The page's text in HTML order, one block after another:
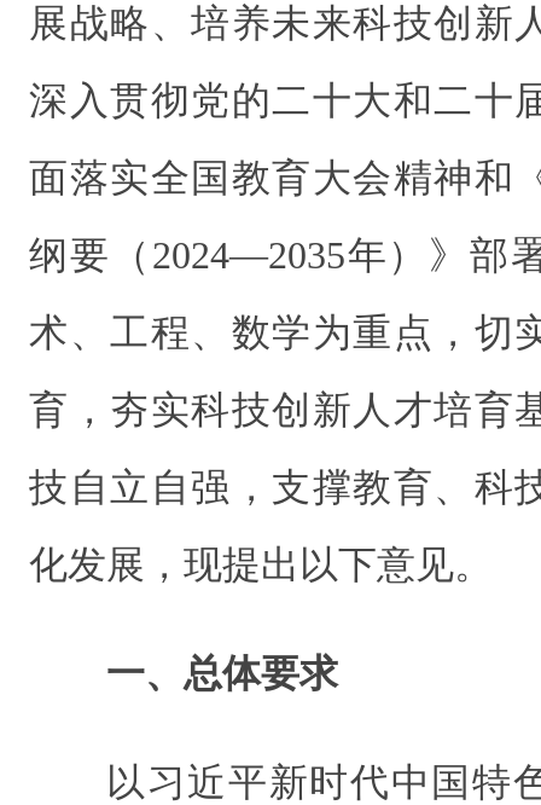
展战略、培养未来科技创新
深入贯彻党的二十大和二十
面落实全国教育大会精神和
纲要（2024—2035年）》部
术、工程、数学为重点，切
育，夯实科技创新人才培育
技自立自强，支撑教育、科
化发展，现提出以下意见。
一、总体要求
以习近平新时代中国特